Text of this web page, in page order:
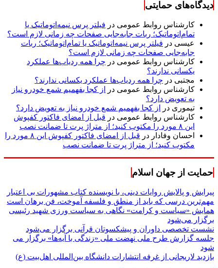
دیدگاه‌های حمایتی
کارشناس روابط عمومی در فیلتر پرس نیمه‌اتوماتیک یا
تمام‌اتوماتیک؛ ربات جابه‌جایی صفحات چه زمانی لازم است؟
عیسی در فیلتر پرس نیمه‌اتوماتیک یا تمام‌اتوماتیک؛ ربات
جابه‌جایی صفحات چه زمانی لازم است؟
کارشناس روابط عمومی در چرا همه ردیاب‌ها عملکرد
یکسانی ندارند؟
مجتبی در چرا همه ردیاب‌ها عملکرد یکسانی ندارند؟
کارشناس روابط عمومی در
از کجا بفهمیم شمع خودرو نیاز
به تعویض دارد؟
تیموری در
از کجا بفهمیم شمع خودرو نیاز به تعویض دارد؟
کارشناس روابط عمومی در قبل از امضای فاکتور کفپوش
این ۸ مورد را مکتوب کنید؛ از متراژ پرت تا ضمانت نصب
احسان وفادار در
قبل از امضای فاکتور کفپوش این ۸ مورد را
مکتوب کنید؛ از متراژ پرت تا ضمانت نصب
حمایت از جهان اسلام
پیرایش و پالایش روایات دینی، با نویسنده کتاب مشهورات بی اعتبار
مهم‌ترین درسی که باید از منطق و فلسفه آموخت، فن برهان است
همایش «سیاست و کرامت» نگاهی به سیاست ورزی شهید رئیسی
برگزار می‌شود
نشست تخصصی داوران و پیشکسوتان قرآنی برگزار می‌شود
جلسه گزارش طرح ملی نهضت ملی «زندگی با آیه‌ها» برگزار می
شود
بازدید لاریجانی از غرفه انتشارات دانشگاه بین‌المللی اهل‌بیت (ع)